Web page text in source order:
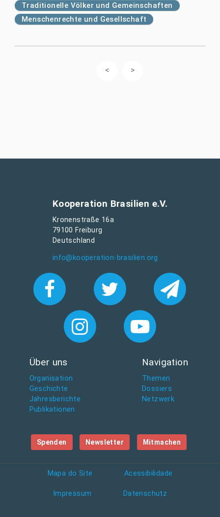
Traditionelle Völker und Gemeinschaften
Menschenrechte und Gesellschaft
Kooperation Brasilien e.V.
Kronenstraße 16a
79100 Freiburg
Deutschland
info@kooperation-brasilien.org
Über uns
Organisation
Geschichte
Jahresberichte
Publikationen
Navigation
Themen
Dossiers
Netzwerk
Spenden Newsletter Mitmachen
Mapa do Site Acessibilidade
Impressum Datenschutz